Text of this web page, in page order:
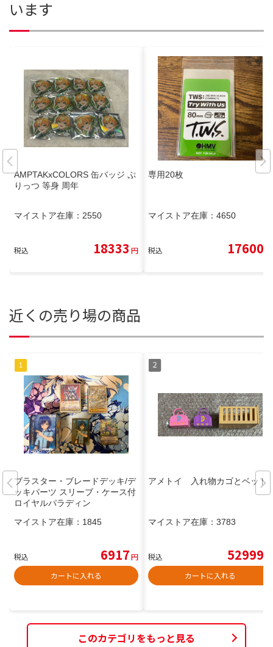
います
AMPTAKxCOLORS 缶バッジ ぷ
りっつ 等身 周年
マイストア在庫： 2550
税込 18333 円
専用20枚
マイストア在庫： 4650
税込 17600
近くの売り場の商品
ブラスター・ブレードデッキ/デ
ッキパーツ スリーブ・ケース付
ロイヤルパラディン
マイストア在庫： 1845
税込 6917円
カートに入れる
アメトイ 入れ物カゴとベッド
マイストア在庫： 3783
税込 52999
カートに入れる
このカテゴリをもっと見る